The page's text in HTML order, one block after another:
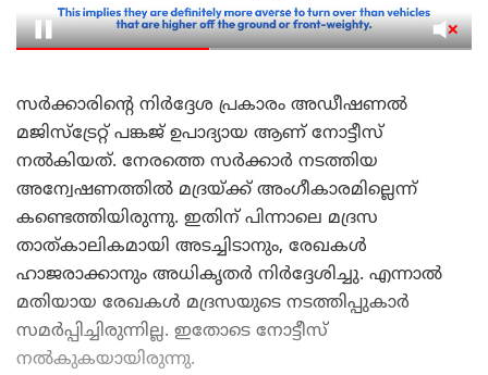
സർക്കാരിന്റെ നിർദ്ദേശ പ്രകാരം അഡീഷണൽ
മജിസ്‌ട്രേറ്റ് പങ്കജ് ഉപാദ്യായ ആണ് നോട്ടീസ്
നൽകിയത്. നേരത്തെ സർക്കാർ നടത്തിയ
അന്വേഷണത്തിൽ മദ്രയ്ക്ക് അംഗീകാരമില്ലെന്ന്
കണ്ടെത്തിയിരുന്നു. ഇതിന് പിന്നാലെ മദ്രസ
താത്കാലികമായി അടച്ചിടാനും, രേഖകൾ
ഹാജരാക്കാനും അധികൃതർ നിർദ്ദേശിച്ചു. എന്നാൽ
മതിയായ രേഖകൾ മദ്രസയുടെ നടത്തിപ്പുകാർ
സമർപ്പിച്ചിരുന്നില്ല. ഇതോടെ നോട്ടീസ്
നൽകുകയായിരുന്നു.